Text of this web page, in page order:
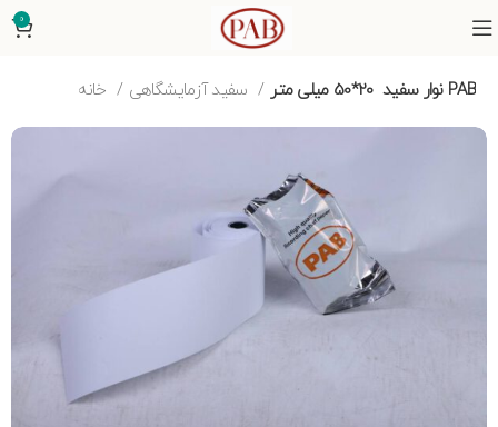
0
نوار سفید 20*50 میلی متر PAB